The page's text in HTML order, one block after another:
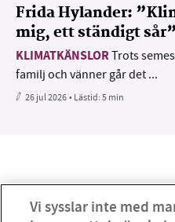
Frida Hylander:
mig, ett ständigt sår”
KLIMATKÄNSLORTrots
familj och vänner går det ...
26 jul 2026• Lästid:5 min
Vi sysslar inte med